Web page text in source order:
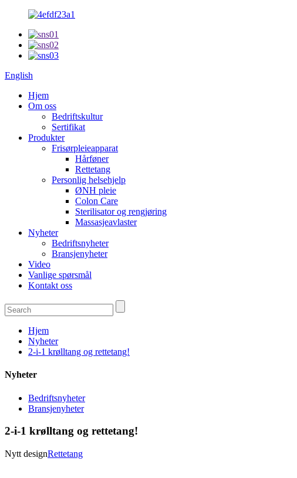
English
Hjem
Om oss
Bedriftskultur
Sertifikat
Produkter
Frisørpleieapparat
Hårføner
Rettetang
Personlig helsehjelp
ØNH pleie
Colon Care
Sterilisator og rengjøring
Massasjeavlaster
Nyheter
Bedriftsnyheter
Bransjenyheter
Video
Vanlige spørsmål
Kontakt oss
Hjem
Nyheter
2-i-1 krølltang og rettetang!
Nyheter
Bedriftsnyheter
Bransjenyheter
2-i-1 krølltang og rettetang!
Nytt designRettetang